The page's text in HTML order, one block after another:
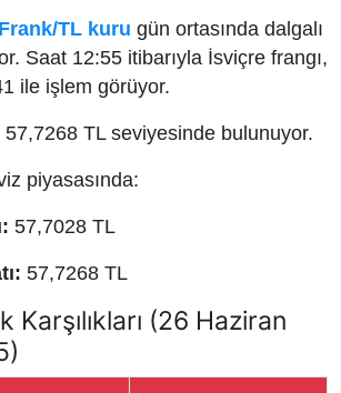
Frank/TL kuru gün ortasında dalgalı
Saat 12:55 itibarıyla İsviçre frangı,
ile işlem görüyor.
57,7268 TL seviyesinde bulunuyor.
piyasasında:
57,7028 TL
57,7268 TL
Karşılıkları (26 Haziran